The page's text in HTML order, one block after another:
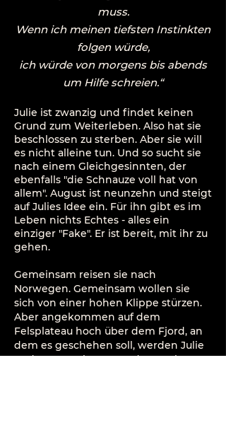
muss.
Wenn ich meinen tiefsten Instinkten
folgen würde,
ich würde von morgens bis abends
um Hilfe schreien.“
Julie ist zwanzig und findet keinen
Grund zum Weiterleben. Also hat sie
beschlossen zu sterben. Aber sie will
es nicht alleine tun. Und so sucht sie
nach einem Gleichgesinnten, der
ebenfalls "die Schnauze voll hat von
allem". August ist neunzehn und steigt
auf Julies Idee ein. Für ihn gibt es im
Leben nichts Echtes - alles ein
einziger "Fake". Er ist bereit, mit ihr zu
gehen.
Gemeinsam reisen sie nach
Norwegen. Gemeinsam wollen sie
sich von einer hohen Klippe stürzen.
Aber angekommen auf dem
Felsplateau hoch über dem Fjord, an
dem es geschehen soll, werden Julie
und August ein ums andere Mal von